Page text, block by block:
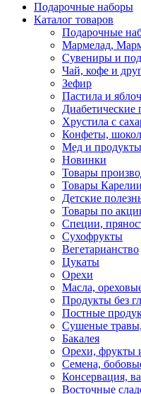
Подарочные наборы
Каталог товаров
Подарочные
Мармелад,
Сувениры и
Чай, кофе и
Зефир
Пастила и
Диабетические
Хрустила с
Конфеты,
Мед и продукты
Новинки
Товары
Товары Карелии
Детские
Товары по
Специи,
Сухофрукты
Вегетарианство
Цукаты
Орехи
Масла,
Продукты без
Постные
Сушеные
Бакалея
Орехи, фрукты
Семена,
Консервация,
Восточные